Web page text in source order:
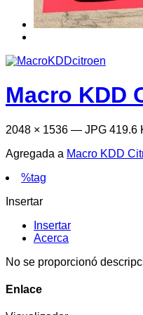
Macro KDD
2048 × 1536 — JPG 419.6
Agregada a Macro KDD
%tag
Insertar
Insertar
Acerca
No se proporcionó
Enlace